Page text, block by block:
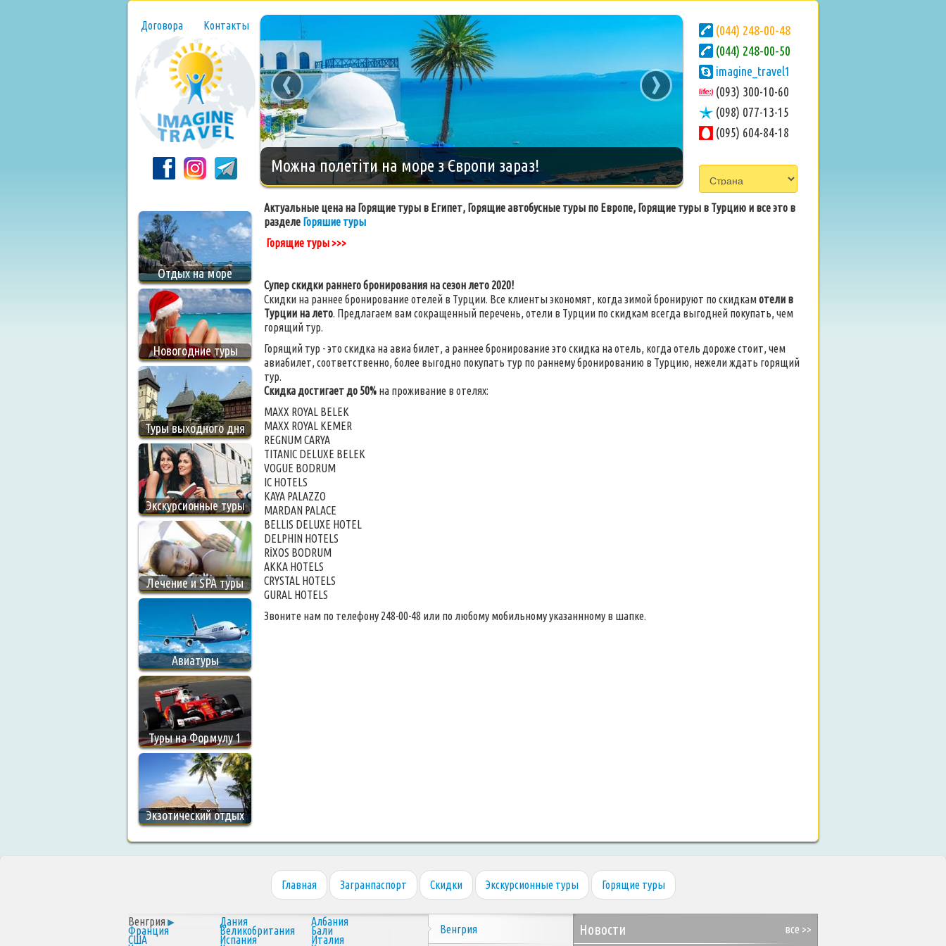
Договора Контакты
Новогодний тур на о.Занзибар, 8 дней
‹ ›
(044) 248-00-48
(044) 248-00-50
imagine_travel1
(093) 300-10-60
(098) 077-13-15
(095) 604-84-18
Отдых на море
Новогодние туры
Туры выходного дня
Экскурсионные туры
Лечение и SPA туры
Авиатуры
Туры на Формулу 1
Экзотический отдых
Актуальные цена на Горящие туры в Египет, Горящие автобусные туры по Европе, Горящие туры в Турцию и все это в
разделе Горяшие туры
Горящие туры >>>
Супер скидки раннего бронирования на сезон лето 2020!
Скидки на раннее бронирование отелей в Турции. Все клиенты экономят, когда зимой бронируют по скидкамотели в
Турции на лето. Предлагаем вам сокращенный перечень, отели в Турции по скидкам всегда выгодней покупать, чем
горящий тур.
Горящий тур - это скидка на авиа билет, а раннее бронирование это скидка на отель, когда отель дороже стоит, чем
авиабилет, соответственно, более выгодно покупать тур по раннему бронированию в Турцию, нежели ждать горящий
тур.
Скидка достигает до 50% на проживание в отелях:
MAXX ROYAL BELEK
MAXX ROYAL KEMER
REGNUM CARYA
TITANIC DELUXE BELEK
VOGUE BODRUM
IC HOTELS
KAYA PALAZZO
MARDAN PALACE
BELLIS DELUXE HOTEL
DELPHIN HOTELS
RİXOS BODRUM
AKKA HOTELS
CRYSTAL HOTELS
GURAL HOTELS
Звоните нам по телефону 248-00-48 или по любому мобильному указаннному в шапке.
Главная Загранпаспорт Скидки Экскурсионные туры Горящие туры
Венгрия Дания Албания
Франция Великобритания Бали
США Испания Италия
Венгрия все >>
Новости